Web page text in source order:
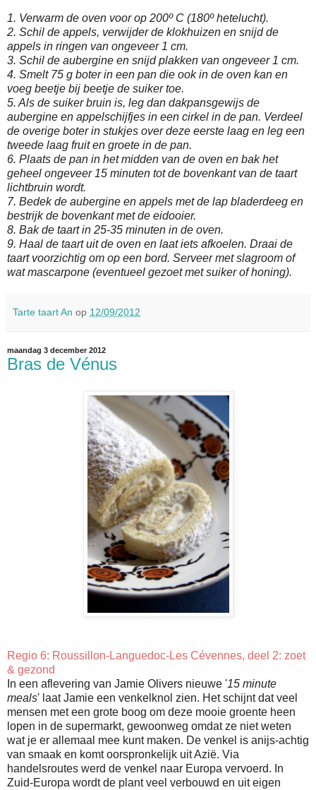
1. Verwarm de oven voor op 200º C (180º hetelucht).
2. Schil de appels, verwijder de klokhuizen en snijd de
appels in ringen van ongeveer 1 cm.
3. Schil de aubergine en snijd plakken van ongeveer 1 cm.
4. Smelt 75 g boter in een pan die ook in de oven kan en
voeg beetje bij beetje de suiker toe.
5. Als de suiker bruin is, leg dan dakpansgewijs de
aubergine en appelschijfjes in een cirkel in de pan. Verdeel
de overige boter in stukjes over deze eerste laag en leg een
tweede laag fruit en groete in de pan.
6. Plaats de pan in het midden van de oven en bak het
geheel ongeveer 15 minuten tot de bovenkant van de taart
lichtbruin wordt.
7. Bedek de aubergine en appels met de lap bladerdeeg en
bestrijk de bovenkant met de eidooier.
8. Bak de taart in 25-35 minuten in de oven.
9. Haal de taart uit de oven en laat iets afkoelen. Draai de
taart voorzichtig om op een bord. Serveer met slagroom of
wat mascarpone (eventueel gezoet met suiker of honing).
Tarte taart An op 12/09/2012
maandag 3 december 2012
Bras de Vénus
Regio 6: Roussillon-Languedoc-Les Cévennes, deel 2: zoet
& gezond
In een aflevering van Jamie Olivers nieuwe '15 minute
meals' laat Jamie een venkelknol zien. Het schijnt dat veel
mensen met een grote boog om deze mooie groente heen
lopen in de supermarkt, gewoonweg omdat ze niet weten
wat je er allemaal mee kunt maken. De venkel is anijs-achtig
van smaak en komt oorspronkelijk uit Azië. Via
handelsroutes werd de venkel naar Europa vervoerd. In
Zuid-Europa wordt de plant veel verbouwd en uit eigen